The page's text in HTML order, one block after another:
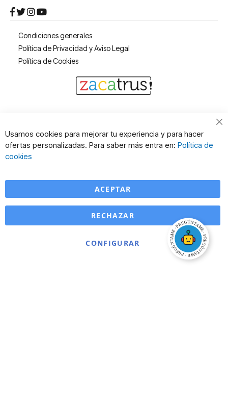
Condiciones generales
Política de Privacidad y Aviso Legal
Política de Cookies
Usamos cookies para mejorar tu experiencia y para hacer
ofertas personalizadas. Para saber más entra en: Política de
cookies
ACEPTAR
CONFIGURAR
RECHAZAR